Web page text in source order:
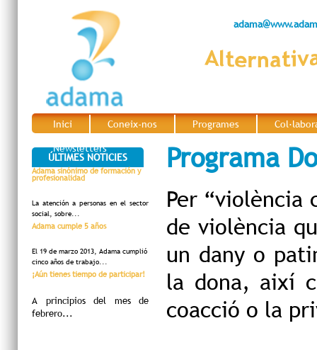
Inici Coneix-nos Programes
Newsletters
Programa
Per “violència
de violència
un dany o
la dona, així
coacció o la
ÚLTIMES NOTICIES
Adama sinónimo de formación y
profesionalidad
La atención a personas en el sector
social, sobre...
Adama cumple 5 años
El 19 de marzo 2013, Adama cumplió
cinco años de trabajo...
¡Aún tienes tiempo de participar!
A principios del mes de
febrero...